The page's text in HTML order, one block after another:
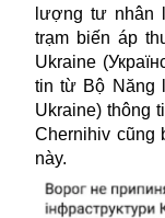
lượng tư nhân
trạm biến áp
Ukraine
tin từ Bộ Năng
Ukraine) thông
Chernihiv cũng
này.